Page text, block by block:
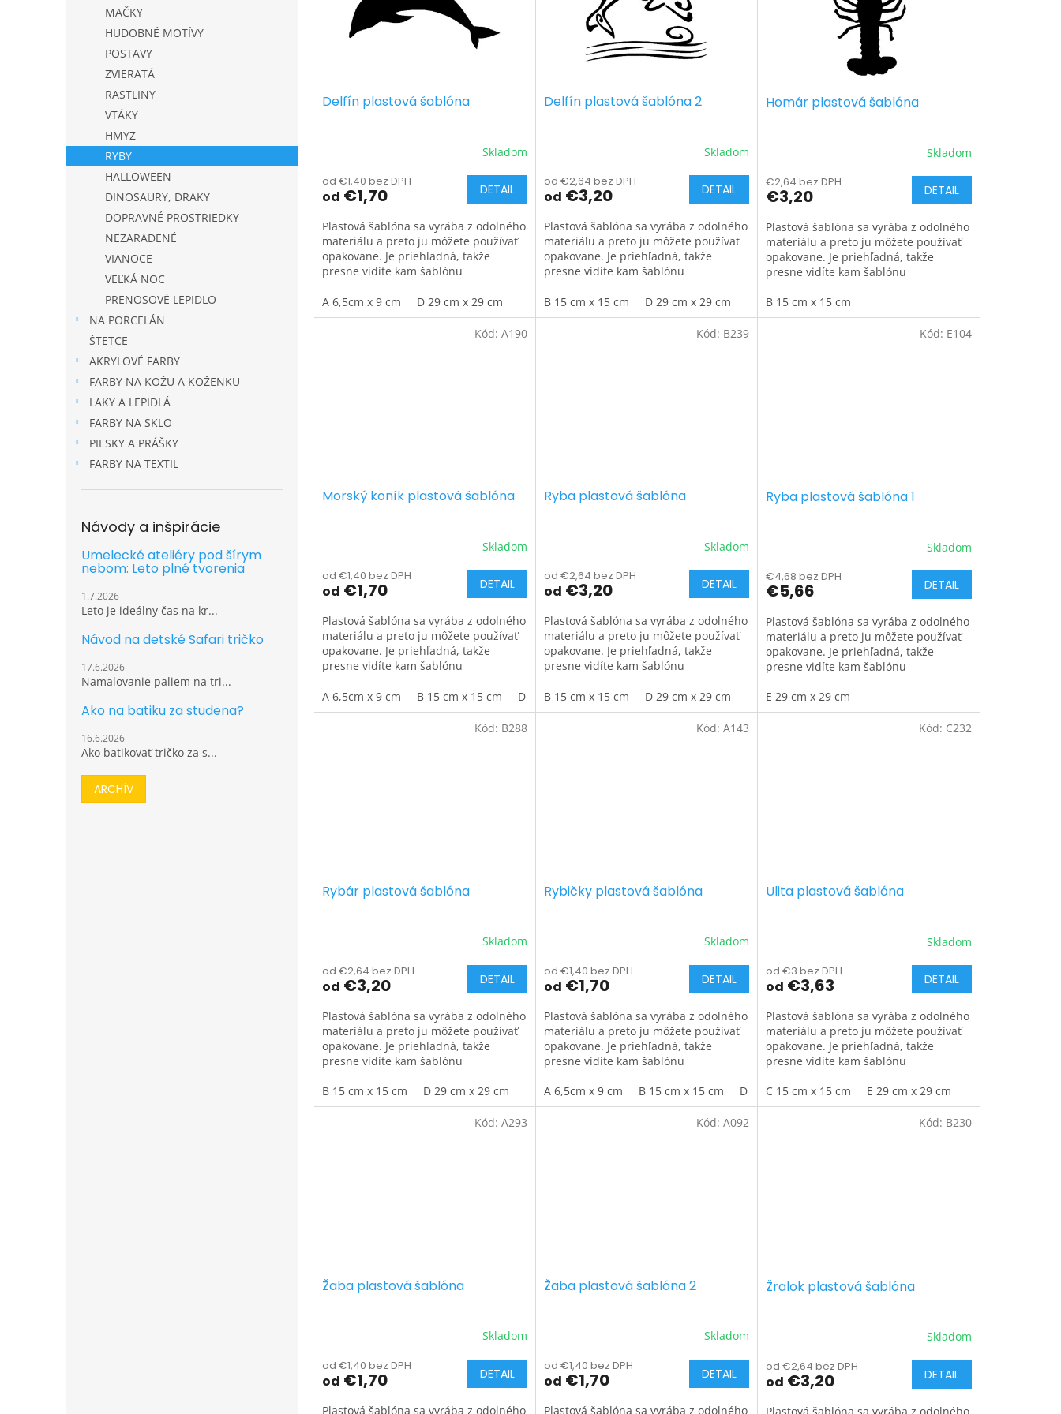
MAČKY
HUDOBNÉ MOTÍVY
POSTAVY
ZVIERATÁ
RASTLINY
VTÁKY
HMYZ
RYBY
HALLOWEEN
DINOSAURY, DRAKY
DOPRAVNÉ PROSTRIEDKY
NEZARADENÉ
VIANOCE
VEĽKÁ NOC
PRENOSOVÉ LEPIDLO
NA PORCELÁN
ŠTETCE
AKRYLOVÉ FARBY
FARBY NA KOŽU A KOŽENKU
LAKY A LEPIDLÁ
FARBY NA SKLO
PIESKY A PRÁŠKY
FARBY NA TEXTIL
Návody a inšpirácie
Umelecké ateliéry pod šírym
nebom: Leto plné tvorenia
1.7.2026
Leto je ideálny čas na kr...
Návod na detské Safari tričko
17.6.2026
Namalovanie paliem na tri...
Ako na batiku za studena?
16.6.2026
Ako batikovať tričko za s...
ARCHÍV
oDelfín plastová šablóna
Skladom
od €1,40 bez DPH
od €1,70 DETAIL
Plastová šablóna sa vyrába z odolného
materiálu a preto ju môžete používať
opakovane. Je priehľadná, takže
presne vidíte kam šablónu
A 6,5cm x 9 cm
D 29 cm x 29 cm
Delfín plastová šablóna 2
Skladom
od €2,64 bez DPH
od €3,20 DETAIL
Plastová šablóna sa vyrába z odolného
materiálu a preto ju môžete používať
opakovane. Je priehľadná, takže
presne vidíte kam šablónu
B 15 cm x 15 cm
D 29 cm x 29 cm
Homár plastová šablóna
Skladom
€2,64 bez DPH
€3,20 DETAIL
Plastová šablóna sa vyrába z odolného
materiálu a preto ju môžete používať
opakovane. Je priehľadná, takže
presne vidíte kam šablónu
B 15 cm x 15 cm
Morský koník plastová šablóna
Skladom
od €1,40 bez DPH
od €1,70 DETAIL
Plastová šablóna sa vyrába z odolného
materiálu a preto ju môžete používať
opakovane. Je priehľadná, takže
presne vidíte kam šablónu
A 6,5cm x 9 cm
B 15 cm x 15 cm D 29 cm x 29 cm
Kód: A190
Ryba plastová šablóna
Skladom
od €2,64 bez DPH
od €3,20 DETAIL
Plastová šablóna sa vyrába z odolného
materiálu a preto ju môžete používať
opakovane. Je priehľadná, takže
presne vidíte kam šablónu
B 15 cm x 15 cm
D 29 cm x 29 cm
Kód: B239
Ryba plastová šablóna 1
Skladom
€4,68 bez DPH
€5,66 DETAIL
Plastová šablóna sa vyrába z odolného
materiálu a preto ju môžete používať
opakovane. Je priehľadná, takže
presne vidíte kam šablónu
E 29 cm x 29 cm
Kód: E104
Rybár plastová šablóna
Skladom
od €2,64 bez DPH
od €3,20 DETAIL
Plastová šablóna sa vyrába z odolného
materiálu a preto ju môžete používať
opakovane. Je priehľadná, takže
presne vidíte kam šablónu
B 15 cm x 15 cm
D 29 cm x 29 cm
Kód: B288
Rybičky plastová šablóna
Skladom
od €1,40 bez DPH
od €1,70 DETAIL
Plastová šablóna sa vyrába z odolného
materiálu a preto ju môžete používať
opakovane. Je priehľadná, takže
presne vidíte kam šablónu
A 6,5cm x 9 cm
B 15 cm x 15 cm D 29 cm x 29 cm
Kód: A143
Ulita plastová šablóna
Skladom
od €3 bez DPH
od €3,63 DETAIL
Plastová šablóna sa vyrába z odolného
materiálu a preto ju môžete používať
opakovane. Je priehľadná, takže
presne vidíte kam šablónu
C 15 cm x 15 cm
E 29 cm x 29 cm
Kód: C232
Žaba plastová šablóna
Skladom
od €1,40 bez DPH
od €1,70 DETAIL
Plastová šablóna sa vyrába z odolného
Kód: A293
Žaba plastová šablóna 2
Skladom
od €1,40 bez DPH
od €1,70 DETAIL
Plastová šablóna sa vyrába z odolného
Kód: A092
Žralok plastová šablóna
Skladom
od €2,64 bez DPH
od €3,20 DETAIL
Plastová šablóna sa vyrába z odolného
Kód: B230